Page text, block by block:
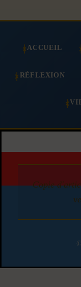
ACCUEIL
RÉFLEXION
Copie